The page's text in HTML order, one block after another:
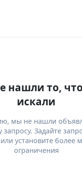
нашли то,
искали
мы не нашли
запросу. Задайте
установите более
ограничения